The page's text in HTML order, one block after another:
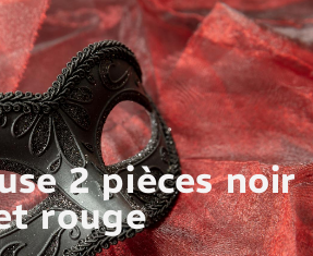
2 pièces noir
rouge